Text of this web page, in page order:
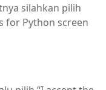
silahkan pilih
for Python screen